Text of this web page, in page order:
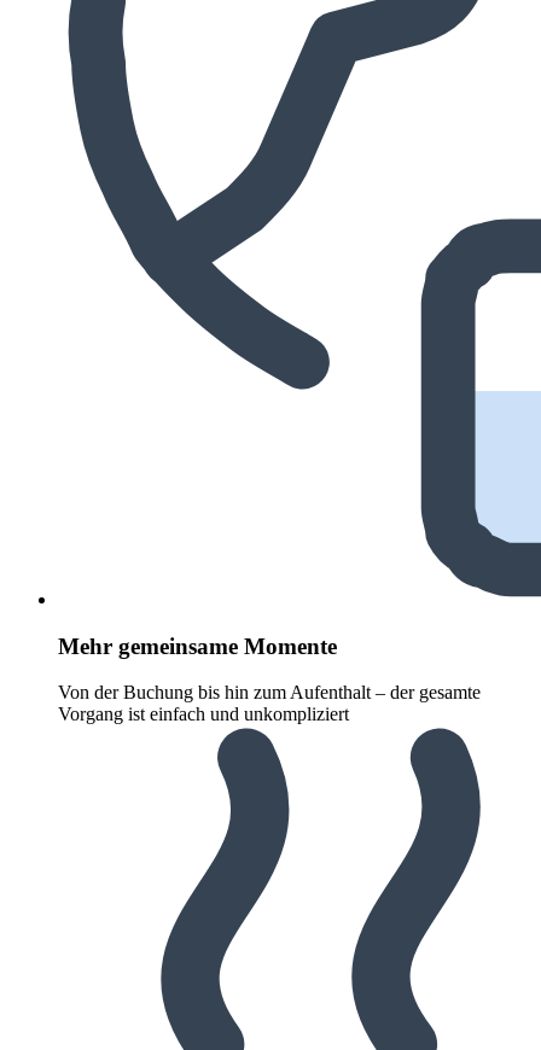
Mehr gemeinsame Momente
Von der Buchung bis hin zum Aufenthalt – der gesamte
Vorgang ist einfach und unkompliziert